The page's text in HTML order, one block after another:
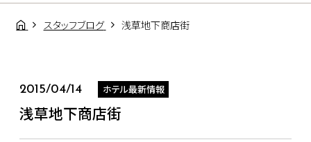
スタッフブログ 浅草地下商店街
2015/04/14 ホテル最新情報
浅草地下商店街